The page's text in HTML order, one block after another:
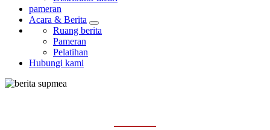
pameran
Acara & Berita
Ruang berita
Pameran
Pelatihan
Hubungi kami